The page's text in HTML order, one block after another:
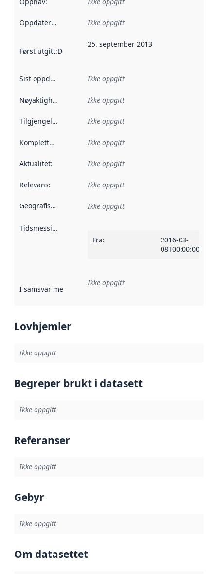
Oppdateringsfrekvens :
Ikke oppgitt
Først utgitt:Denne datoen sier når dataene i dette
25. september 2013
Sist oppdatert Ikke oppgitt
Nøyaktighet Ikke oppgitt
Tilgjengelighet Ikke oppgitt
Kompletthet Ikke oppgitt
Aktualitet: Ikke oppgitt
Relevans: Ikke oppgitt
Geografisk avgrensning :
Ikke oppgitt
Tidsmessig avgrensning
Fra:
2016-03-
08T00:00:00Z
I samsvar med Referanse til en implementasjonsregel
Ikke oppgitt
Lovhjemler
Ikke oppgitt
Begreper brukt i datasett
Ikke oppgitt
Referanser
Ikke oppgitt
Gebyr
Ikke oppgitt
Om datasettet